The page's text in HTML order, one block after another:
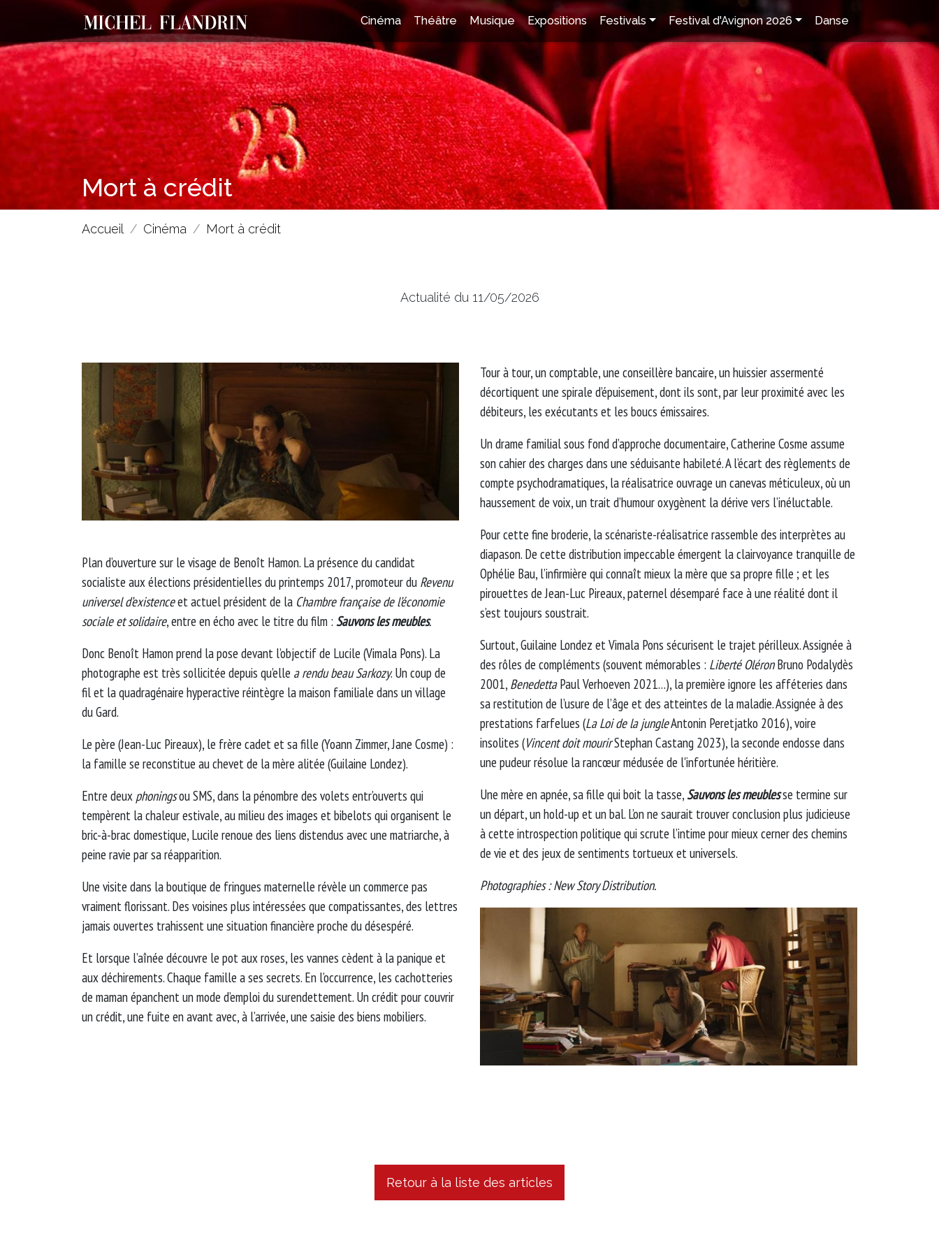
Cinéma Théâtre Musique Expositions Festivals Festival d'Avignon 2026 Danse
Mort à crédit
Accueil Cinéma Mort à crédit
Actualité du 11/05/2026
Plan d’ouverture sur le visage de Benoît Hamon. La présence du candidat
socialiste aux élections présidentielles du printemps 2017, promoteur du Revenu
universel d’existenceet actuel président de la Chambre française de l’économie
sociale et solidaire, entre en écho avec le titre du film : Sauvons les meubles.
Donc Benoît Hamon prend la pose devant l’objectif de Lucile (Vimala Pons). La
photographe est très sollicitée depuis qu’elle a rendu beau Sarkozy. Un coup de
fil et la quadragénaire hyperactive réintègre la maison familiale dans un village
du Gard.
Le père (Jean-Luc Pireaux), le frère cadet et sa fille (Yoann Zimmer, Jane Cosme) :
la famille se reconstitue au chevet de la mère alitée (Guilaine Londez).
Entre deux phoningsou SMS, dans la pénombre des volets entr’ouverts qui
tempèrent la chaleur estivale, au milieu des images et bibelots qui organisent le
bric-à-brac domestique, Lucile renoue des liens distendus avec une matriarche, à
peine ravie par sa réapparition.
Une visite dans la boutique de fringues maternelle révèle un commerce pas
vraiment florissant. Des voisines plus intéressées que compatissantes, des lettres
jamais ouvertes trahissent une situation financière proche du désespéré.
Et lorsque l’aînée découvre le pot aux roses, les vannes cèdent à la panique et
aux déchirements. Chaque famille a ses secrets. En l’occurrence, les cachotteries
de maman épanchent un mode d’emploi du surendettement. Un crédit pour couvrir
un crédit, une fuite en avant avec, à l’arrivée, une saisie des biens mobiliers.
Tour à tour, un comptable, une conseillère bancaire, un huissier assermenté
décortiquent une spirale d’épuisement, dont ils sont, par leur proximité avec les
débiteurs, les exécutants et les boucs émissaires.
Un drame familial sous fond d’approche documentaire, Catherine Cosme assume
son cahier des charges dans une séduisante habileté. A l’écart des règlements de
compte psychodramatiques, la réalisatrice ouvrage un canevas méticuleux, où un
haussement de voix, un trait d’humour oxygènent la dérive vers l’inéluctable.
Pour cette fine broderie, la scénariste-réalisatrice rassemble des interprètes au
diapason. De cette distribution impeccable émergent la clairvoyance tranquille de
Ophélie Bau, l’infirmière qui connaît mieux la mère que sa propre fille ; et les
pirouettes de Jean-Luc Pireaux, paternel désemparé face à une réalité dont il
s’est toujours soustrait.
Surtout, Guilaine Londez et Vimala Pons sécurisent le trajet périlleux. Assignée à
des rôles de compléments (souvent mémorables : Liberté OléronBruno Podalydès
2001, BenedettaPaul Verhoeven 2021…), la première ignore les afféteries dans
sa restitution de l’usure de l’âge et des atteintes de la maladie. Assignée à des
prestations farfelues (La Loi de la jungleAntonin Peretjatko 2016), voire
insolites (Vincent doit mourirStephan Castang 2023), la seconde endosse dans
une pudeur résolue la rancœur médusée de l'infortunée héritière.
Une mère en apnée, sa fille qui boit la tasse,Sauvons les meublesse termine sur
un départ, un hold-up et un bal. L’on ne saurait trouver conclusion plus judicieuse
à cette introspection politique qui scrute l’intime pour mieux cerner des chemins
de vie et des jeux de sentiments tortueux et universels.
Photographies : New Story Distribution.
Retour à la liste des articles